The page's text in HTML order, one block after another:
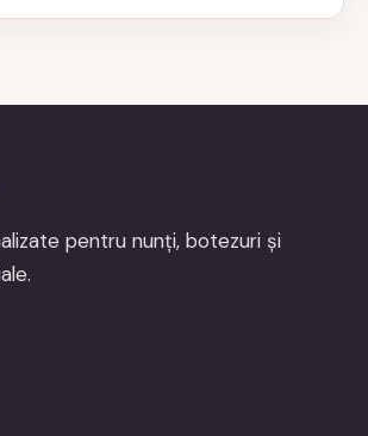
pentru nunți, botezuri și